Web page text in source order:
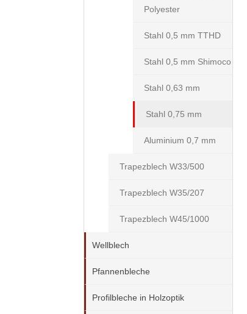
Polyester
Stahl 0,5 mm TTHD
Stahl 0,5 mm Shimoco
Stahl 0,63 mm
Stahl 0,75 mm
Aluminium 0,7 mm
Trapezblech W33/500
Trapezblech W35/207
Trapezblech W45/1000
Wellblech
Pfannenbleche
Profilbleche in Holzoptik